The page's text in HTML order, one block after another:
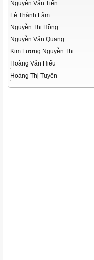
Nguyễn Văn Tiến
Lê Thành Lâm
Nguyễn Thị Hồng
Nguyễn Văn Quang
Kim Lượng Nguyễn Thị
Hoàng Văn Hiếu
Hoàng Thị Tuyên